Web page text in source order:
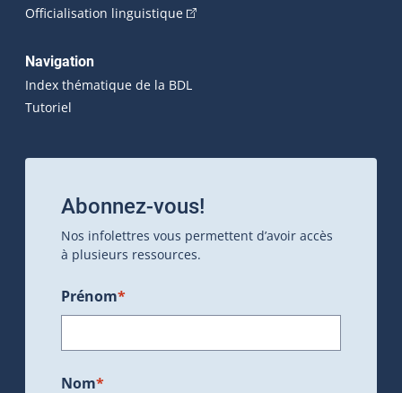
Officialisation linguistique(Cet hyperlien externe s'ouvrira
Navigation
Index thématique de la BDL
Tutoriel
Abonnez-vous!
Nos infolettres vous permettent d’avoir accès
à plusieurs ressources.
Prénom*
Nom*